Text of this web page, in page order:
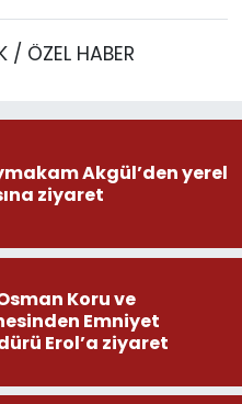
/ ÖZEL HABER
Akgül’den yerel
ziyaret
Koru ve
Emniyet
Erol’a ziyaret